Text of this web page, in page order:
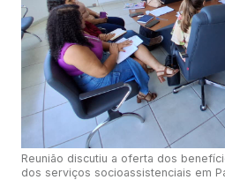
Reunião discutiu a oferta dos
dos serviços socioassistenciais em